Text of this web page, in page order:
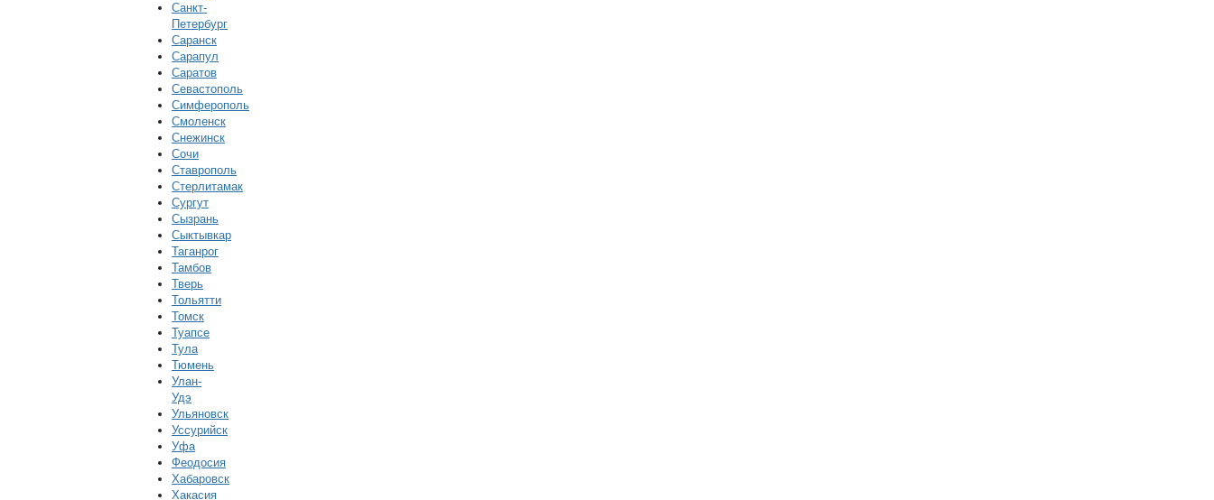
Санкт-
Петербург
Саранск
Сарапул
Саратов
Севастополь
Симферополь
Смоленск
Снежинск
Сочи
Ставрополь
Стерлитамак
Сургут
Сызрань
Сыктывкар
Таганрог
Тамбов
Тверь
Тольятти
Томск
Туапсе
Тула
Тюмень
Улан-
Удэ
Ульяновск
Уссурийск
Уфа
Феодосия
Хабаровск
Хакасия